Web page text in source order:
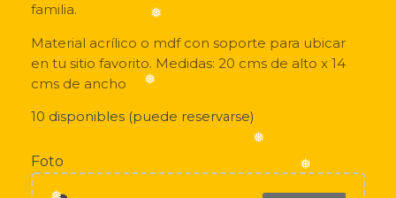
familia.
Material acrílico o mdf con soporte para ubicar
en tu sitio favorito. Medidas: 20 cms de alto x 14
cms de ancho
10 disponibles (puede reservarse)
Foto
❅